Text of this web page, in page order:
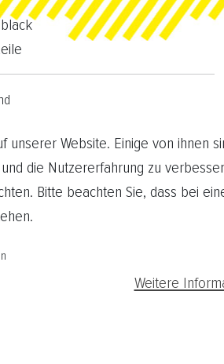
unserer Website. Einige von ihnen
die Nutzererfahrung zu
Bitte beachten Sie, dass bei
Weitere